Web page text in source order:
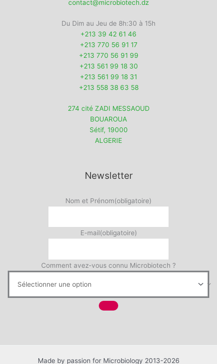
contact@microbiotech.dz
Du Dim au Jeu de 8h:30 à 15h
+213 39 42 61 46
+213 770 56 91 17
+213 770 56 91 99
+213 561 99 18 30
+213 561 99 18 31
+213 558 38 63 58
274 cité ZADI MESSAOUD
BOUAROUA
Sétif, 19000
ALGERIE
Newsletter
Nom et Prénom(obligatoire)
E-mail(obligatoire)
Comment avez-vous connu Microbiotech ?
Made by passion for Microbiology 2013-2026